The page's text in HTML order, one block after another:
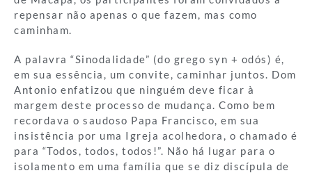
repensar não apenas o que fazem, mas como
caminham.
A palavra “Sinodalidade” (do grego syn + odós) é,
em sua essência, um convite, caminhar juntos. Dom
Antonio enfatizou que ninguém deve ficar à
margem deste processo de mudança. Como bem
recordava o saudoso Papa Francisco, em sua
insistência por uma Igreja acolhedora, o chamado é
para “Todos, todos, todos!”. Não há lugar para o
isolamento em uma família que se diz discípula de